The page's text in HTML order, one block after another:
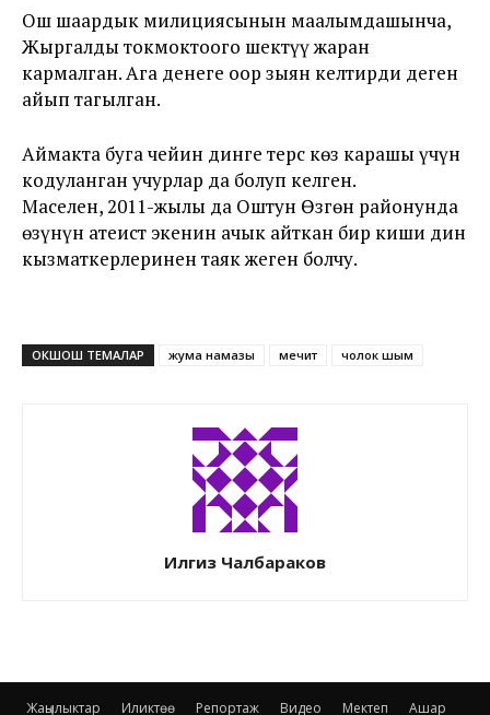
Ош шаардык милициясынын маалымдашынча,
Жыргалды токмоктоого шектүү жаран
кармалган. Ага денеге оор зыян келтирди деген
айып тагылган.
Аймакта буга чейин динге терс көз карашы үчүн
кодуланган учурлар да болуп келген.
Маселен, 2011-жылы да Оштун Өзгөн районунда
өзүнүн атеист экенин ачык айткан бир киши дин
кызматкерлеринен таяк жеген болчу.
ОКШОШ ТЕМАЛАР жума намазы мечит чолок шым
Илгиз Чалбараков
Жаңылыктар Иликтөө Репортаж Видео Мектеп Ашар